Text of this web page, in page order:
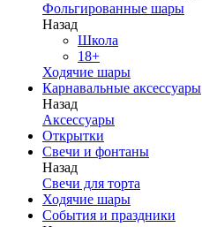
Фольгированные шары
Назад
Школа
18+
Ходячие шары
Карнавальные аксессуары
Назад
Аксессуары
Открытки
Свечи и фонтаны
Назад
Свечи для торта
Ходячие шары
События и праздники